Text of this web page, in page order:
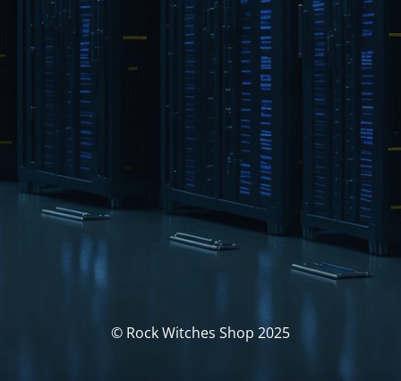
© Rock Witches Shop 2025